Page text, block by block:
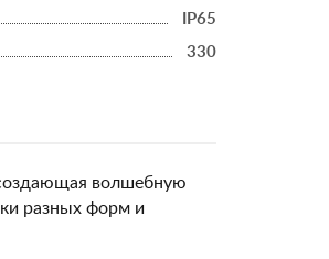
IP65
330
волшебную
разных форм и